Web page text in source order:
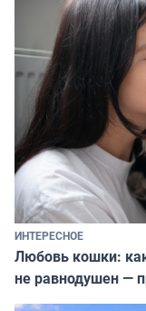
ИНТЕРЕСНОЕ
Любовь кошки:
не равнодушен —